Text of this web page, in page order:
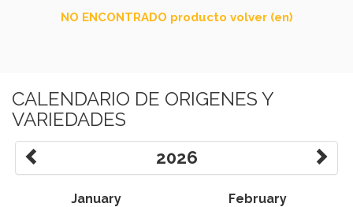
NO ENCONTRADO producto volver (en)
CALENDARIO DE ORIGENES Y
VARIEDADES
2026
January February